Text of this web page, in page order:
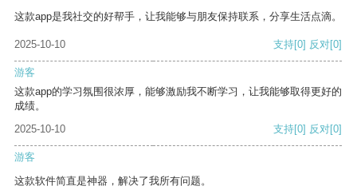
这款app是我社交的好帮手，让我能够与朋友保持联系，分享生活点滴。
2025-10-10 支持[0] 反对[0]
游客
这款app的学习氛围很浓厚，能够激励我不断学习，让我能够取得更好的
成绩。
2025-10-10
支持[0] 反对[0]
游客
这款软件简直是神器，解决了我所有问题。